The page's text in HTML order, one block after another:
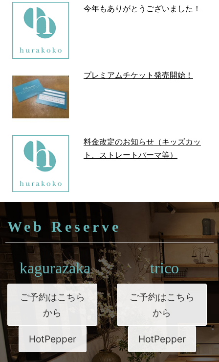
今年もありがとうございました！
プレミアムチケット発売開始！
料金改定のお知らせ（キッズカッ
ト、ストレートパーマ等）
Web Reserve
kagurazaka
ご予約はこちら
から
HotPepper
trico
ご予約はこちら
から
HotPepper